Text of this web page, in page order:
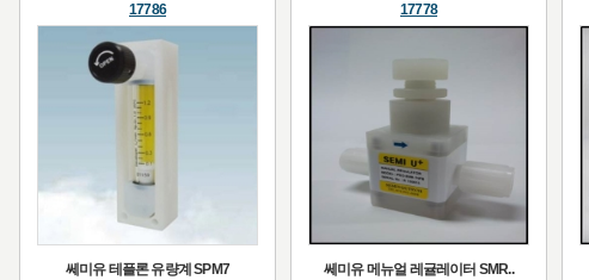
17786
쎄미유 테플론 유량계 SPM7
17778
쎄미유 메뉴얼 레귤레이터 SMR..